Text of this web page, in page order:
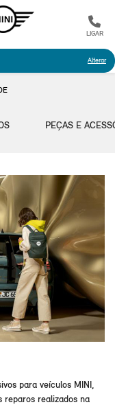
LIGAR
Alterar
PEÇAS E
para veículos MINI,
reparos realizados na